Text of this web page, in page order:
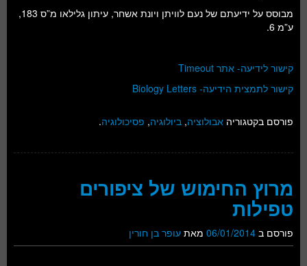
מבוסס על ידיעתם של נעם לוויתן ויונת אשחר, עיתון גלילאו מ”ס 183,
ע”מ 6.
קישור לידיעה- אתר Timeout
קישור לתמצית הידיעה- Biology Letters
פורסם בקטגוריה אבולוציה, ביולוגיה, פסיכולוגיה.
מרוץ החימוש של ציפורים
טפילות
פורסם ב 06/01/2014 מאת עופר בן חורין